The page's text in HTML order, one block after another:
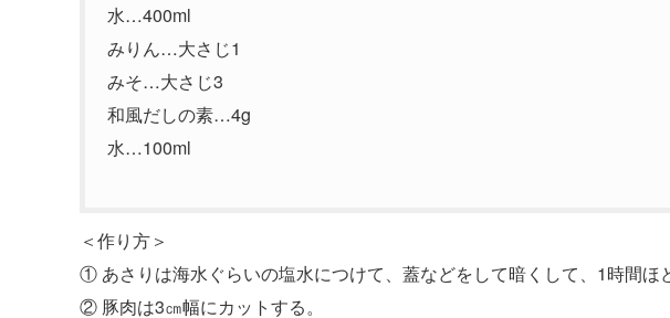
水…400ml
みりん…大さじ1
みそ…大さじ3
和風だしの素…4g
水…100ml
＜作り方＞
① あさりは海水ぐらいの塩水につけて、蓋などをして暗くして、1時間ほ
② 豚肉は3㎝幅にカットする。